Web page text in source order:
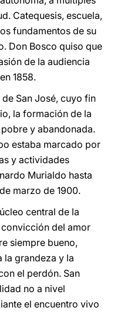
Catequesis, escuela,
fundamentos de su
Don Bosco quiso que
de la audiencia
1858.
San José, cuyo fin
la formación de la
y abandonada.
estaba marcado por
y actividades
Murialdo hasta
marzo de 1900.
central de la
del amor
siempre bueno,
la grandeza y la
el perdón. San
no a nivel
el encuentro vivo